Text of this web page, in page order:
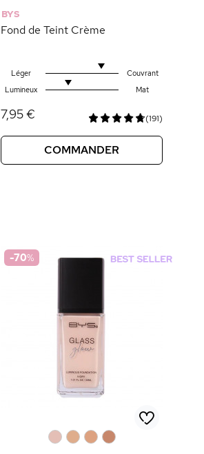
BYS
Fond de Teint Crème
Léger
Couvrant
Lumineux
Mat
7,95 € (191)
COMMANDER
-70%